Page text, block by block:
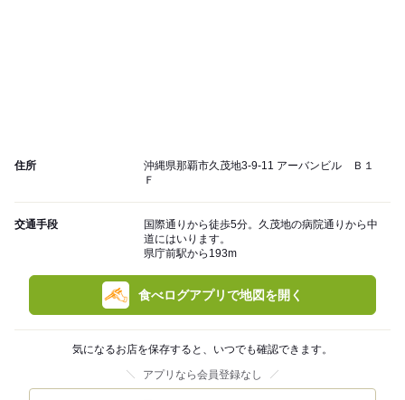
住所
沖縄県那覇市久茂地3-9-11 アーバンビル Ｂ１
Ｆ
交通手段
国際通りから徒歩5分。久茂地の病院通りから中
道にはいります。
県庁前駅から193m
食べログアプリで地図を開く
気になるお店を保存すると、いつでも確認できます。
アプリなら会員登録なし